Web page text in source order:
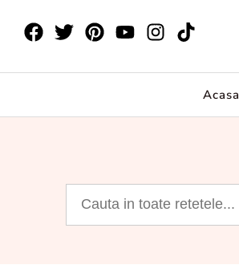
Acasa